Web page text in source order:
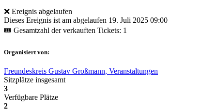
❌ Ereignis abgelaufen
Dieses Ereignis ist am abgelaufen 19. Juli 2025 09:00
🎟 Gesamtzahl der verkauften Tickets: 1
Organisiert von:
Freundeskreis Gustav Großmann, Veranstaltungen
Sitzplätze insgesamt
3
Verfügbare Plätze
2